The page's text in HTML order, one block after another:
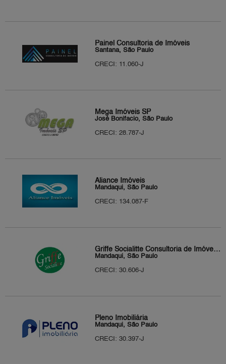
Painel Consultoria de Imóveis
Santana, São Paulo
CRECI: 11.060-J
Mega Imóveis SP
José Bonifacio, São Paulo
CRECI: 28.787-J
Aliance Imóveis
Mandaqui, São Paulo
CRECI: 134.087-F
Griffe Socialitte Consultoria de Imóveis Eirelle ME
Mandaqui, São Paulo
CRECI: 30.606-J
Pleno Imobiliária
Mandaqui, São Paulo
CRECI: 30.397-J